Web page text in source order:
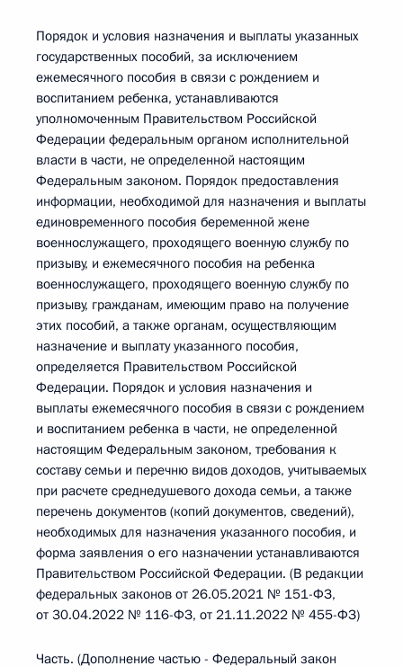
Порядок и условия назначения и выплаты указанных
государственных пособий, за исключением
ежемесячного пособия в связи с рождением и
воспитанием ребенка, устанавливаются
уполномоченным Правительством Российской
Федерации федеральным органом исполнительной
власти в части, не определенной настоящим
Федеральным законом. Порядок предоставления
информации, необходимой для назначения и выплаты
единовременного пособия беременной жене
военнослужащего, проходящего военную службу по
призыву, и ежемесячного пособия на ребенка
военнослужащего, проходящего военную службу по
призыву, гражданам, имеющим право на получение
этих пособий, а также органам, осуществляющим
назначение и выплату указанного пособия,
определяется Правительством Российской
Федерации. Порядок и условия назначения и
выплаты ежемесячного пособия в связи с рождением
и воспитанием ребенка в части, не определенной
настоящим Федеральным законом, требования к
составу семьи и перечню видов доходов, учитываемых
при расчете среднедушевого дохода семьи, а также
перечень документов (копий документов, сведений),
необходимых для назначения указанного пособия, и
форма заявления о его назначении устанавливаются
Правительством Российской Федерации. (В редакции
федеральных законов от 26.05.2021 № 151-ФЗ,
от 30.04.2022 № 116-ФЗ, от 21.11.2022 № 455-ФЗ)
Часть. (Дополнение частью - Федеральный закон